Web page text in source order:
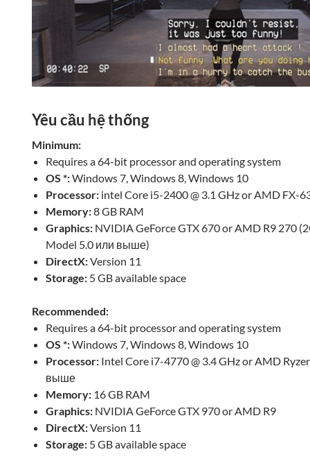
Yêu cầu hệ thống
Minimum:
Requires a 64-bit processor and operating system
OS *:Windows 7, Windows 8, Windows 10
Processor: intel Core i5-2400 @ 3.1 GHz or AMD FX-
Memory:8 GB RAM
Graphics: NVIDIA GeForce GTX 670 or AMD R9 270
Model 5.0 или выше)
DirectX:Version 11
Storage: 5 GB available space
Recommended:
Requires a 64-bit processor and operating system
OS *:Windows 7, Windows 8, Windows 10
Processor: Intel Core i7-4770 @ 3.4 GHz or AMD
выше
Memory: 16 GB RAM
Graphics: NVIDIA GeForce GTX 970 or AMD R9
DirectX:Version 11
Storage: 5 GB available space